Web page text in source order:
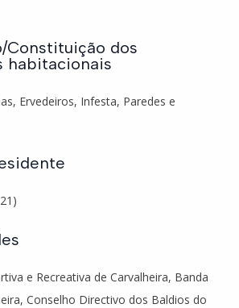
Constituição dos
habitacionais
Ervedeiros, Infesta, Paredes e
e Recreativa de Carvalheira, Banda
Conselho Directivo dos Baldios do